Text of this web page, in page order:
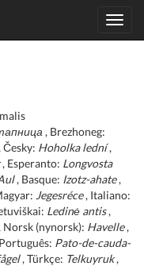
, Brezhoneg:
Hoholka lední,
, Esperanto: Longvosta
, Basque: Izotz-ahate,
Jegesréce, Italiano:
Ledinė antis,
Norsk (nynorsk): Havelle,
Pato-de-cauda-
, Türkçe: Telkuyruk,